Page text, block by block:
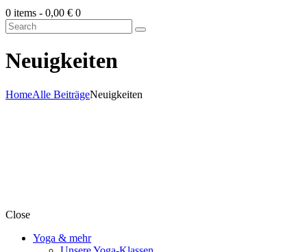
0 items - 0,00 € 0
Neuigkeiten
HomeAlle BeiträgeNeuigkeiten
Close
Yoga & mehr